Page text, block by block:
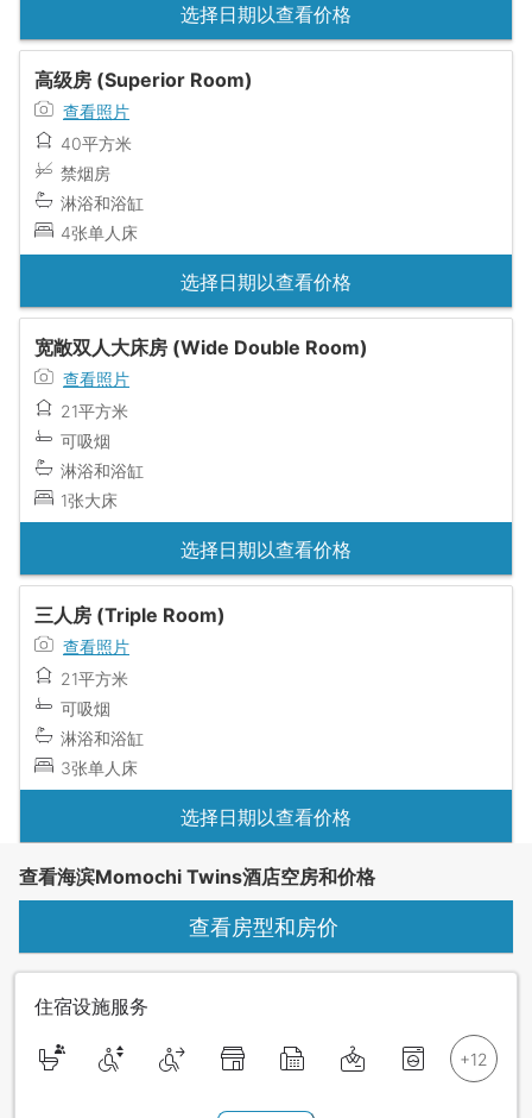
选择日期以查看价格
高级房 (Superior Room)
查看照片
40平方米
禁烟房
淋浴和浴缸
4张单人床
选择日期以查看价格
宽敞双人大床房 (Wide Double Room)
查看照片
21平方米
可吸烟
淋浴和浴缸
1张大床
选择日期以查看价格
三人房 (Triple Room)
查看照片
21平方米
可吸烟
淋浴和浴缸
3张单人床
选择日期以查看价格
查看海滨Momochi Twins酒店空房和价格
查看房型和房价
住宿设施服务